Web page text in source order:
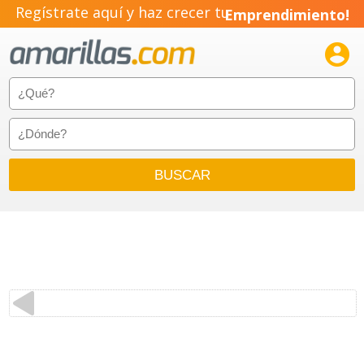
Regístrate aquí y haz crecer tuEmprendimiento!
